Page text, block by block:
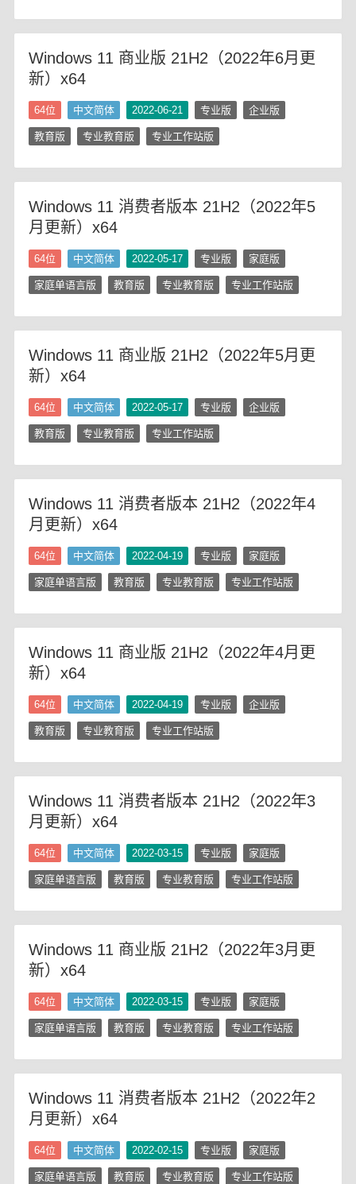
Windows 11 商业版 21H2（2022年6月更
新）x64
64位 中文简体 2022-06-21 专业版 企业版
教育版 专业教育版 专业工作站版
Windows 11 消费者版本 21H2（2022年5
月更新）x64
64位 中文简体 2022-05-17 专业版 家庭版
家庭单语言版 教育版 专业教育版 专业工作站版
Windows 11 商业版 21H2（2022年5月更
新）x64
64位 中文简体 2022-05-17 专业版 企业版
教育版 专业教育版 专业工作站版
Windows 11 消费者版本 21H2（2022年4
月更新）x64
64位 中文简体 2022-04-19 专业版 家庭版
家庭单语言版 教育版 专业教育版 专业工作站版
Windows 11 商业版 21H2（2022年4月更
新）x64
64位 中文简体 2022-04-19 专业版 企业版
教育版 专业教育版 专业工作站版
Windows 11 消费者版本 21H2（2022年3
月更新）x64
64位 中文简体 2022-03-15 专业版 家庭版
家庭单语言版 教育版 专业教育版 专业工作站版
Windows 11 商业版 21H2（2022年3月更
新）x64
64位 中文简体 2022-03-15 专业版 家庭版
家庭单语言版 教育版 专业教育版 专业工作站版
Windows 11 消费者版本 21H2（2022年2
月更新）x64
64位 中文简体 2022-02-15 专业版 家庭版
家庭单语言版 教育版 专业教育版 专业工作站版